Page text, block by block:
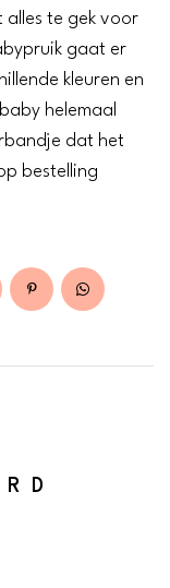
alles te gek voor
gaat er
kleuren en
helemaal
dat het
bestelling